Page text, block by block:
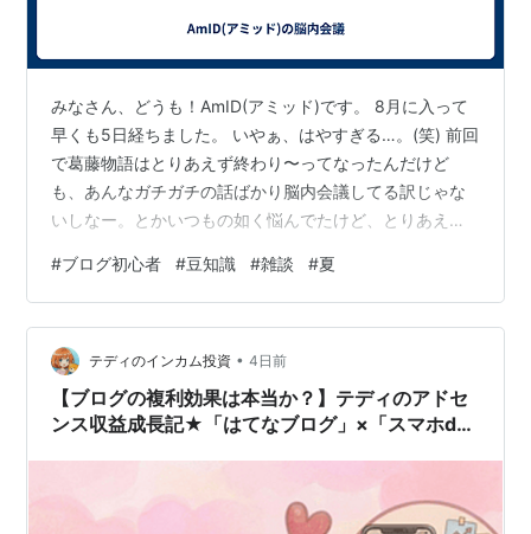
みなさん、どうも！AmID(アミッド)です。 8月に入って
早くも5日経ちました。 いやぁ、はやすぎる…。(笑) 前回
で葛藤物語はとりあえず終わり〜ってなったんだけど
も、あんなガチガチの話ばかり脳内会議してる訳じゃな
いしなー。とかいつもの如く悩んでたけど、とりあえず
て調べて書きたくなってきたから、今回はゆるーり脳内
会議旅に決定！ ということで！今回は『ゆるっと！アミ
ッログ』と参りましょう…(⁠・⁠∀⁠・⁠)ﾌﾌﾌｯ…。 冒頭の通り、
8月に入ってから時間が早すぎるわけですよ。 ブログを
はじめたから追われてる感覚もあるからしかたないのか
なーと思うけど…
#ブログ初心者 #豆知識 #雑談 #夏
テディのインカム投資 • 4日前
【ブログの複利効果は本当か？】テディのアドセ
ンス収益成長記★「はてなブログ」×「スマホde